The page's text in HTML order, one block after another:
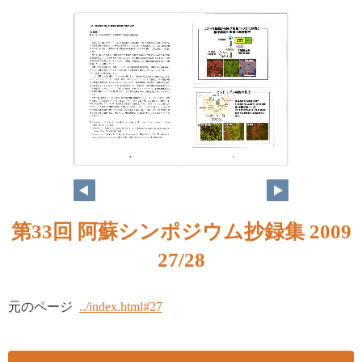
第33回 阿蘇シンポジウム抄録集 2009
27/28
元のページ ../index.html#27